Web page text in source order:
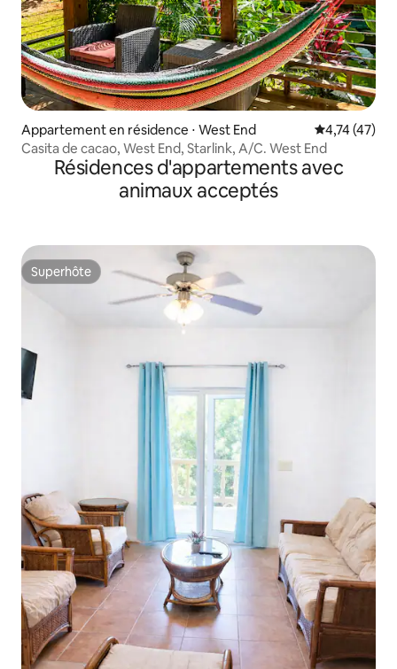
Appartement en résidence ⋅ West End Évaluation
4,74 (47)
Casita de cacao, West End, Starlink, A/C. West End
Résidences d'appartements avec
animaux acceptés
Superhôte
Superhôte